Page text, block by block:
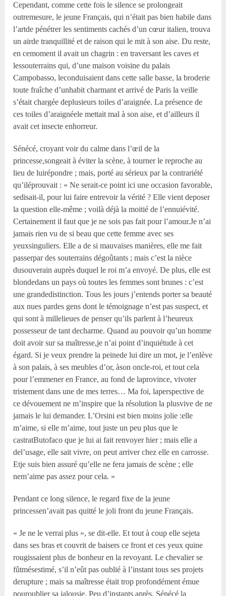
Cependant, comme cette fois le silence se prolongeait
outremesure, le jeune Français, qui n’était pas bien habile dans
l’artde pénétrer les sentiments cachés d’un cœur italien, trouva
un airde tranquillité et de raison qui le mit à son aise. Du reste,
en cemoment il avait un chagrin : en traversant les caves et
lessouterrains qui, d’une maison voisine du palais
Campobasso, leconduisaient dans cette salle basse, la broderie
toute fraîche d’unhabit charmant et arrivé de Paris la veille
s’était chargée deplusieurs toiles d’araignée. La présence de
ces toiles d’araignéele mettait mal à son aise, et d’ailleurs il
avait cet insecte enhorreur.
Sénécé, croyant voir du calme dans l’œil de la
princesse,songeait à éviter la scène, à tourner le reproche au
lieu de luirépondre ; mais, porté au sérieux par la contrariété
qu’iléprouvait : « Ne serait-ce point ici une occasion favorable,
sedisait-il, pour lui faire entrevoir la vérité ? Elle vient deposer
la question elle-même ; voilà déjà la moitié de l’ennuiévité.
Certainement il faut que je ne sois pas fait pour l’amour.Je n’ai
jamais rien vu de si beau que cette femme avec ses
yeuxsinguliers. Elle a de si mauvaises manières, elle me fait
passerpar des souterrains dégoûtants ; mais c’est la nièce
dusouverain auprès duquel le roi m’a envoyé. De plus, elle est
blondedans un pays où toutes les femmes sont brunes : c’est
une grandedistinction. Tous les jours j’entends porter sa beauté
aux nues pardes gens dont le témoignage n’est pas suspect, et
qui sont à millelieues de penser qu’ils parlent à l’heureux
possesseur de tant decharme. Quand au pouvoir qu’un homme
doit avoir sur sa maîtresse,je n’ai point d’inquiétude à cet
égard. Si je veux prendre la peinede lui dire un mot, je l’enlève
à son palais, à ses meubles d’or, àson oncle-roi, et tout cela
pour l’emmener en France, au fond de laprovince, vivoter
tristement dans une de mes terres… Ma foi, laperspective de
ce dévouement ne m’inspire que la résolution la plusvive de ne
jamais le lui demander. L’Orsini est bien moins jolie :elle
m’aime, si elle m’aime, tout juste un peu plus que le
castratButofaco que je lui ai fait renvoyer hier ; mais elle a
del’usage, elle sait vivre, on peut arriver chez elle en carrosse.
Etje suis bien assuré qu’elle ne fera jamais de scène ; elle
nem’aime pas assez pour cela. »
Pendant ce long silence, le regard fixe de la jeune
princessen’avait pas quitté le joli front du jeune Français.
« Je ne le verrai plus », se dit-elle. Et tout à coup elle sejeta
dans ses bras et couvrit de baisers ce front et ces yeux quine
rougissaient plus de bonheur en la revoyant. Le chevalier se
fûtmésestimé, s’il n’eût pas oublié à l’instant tous ses projets
derupture ; mais sa maîtresse était trop profondément émue
pouroublier sa jalousie. Peu d’instants après, Sénécé la